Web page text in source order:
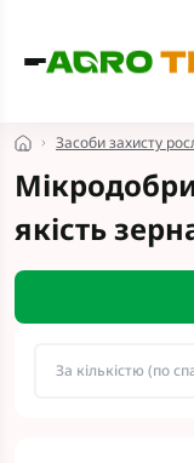
Засоби захисту
якість